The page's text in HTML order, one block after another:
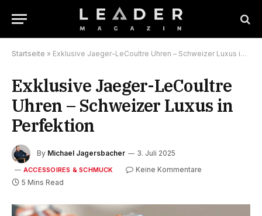
Startseite » Exklusive Jaeger-LeCoultre Uhren – Schweizer Luxus in Perfektion
Exklusive Jaeger-LeCoultre
Uhren – Schweizer Luxus in
Perfektion
By Michael Jagersbacher 3. Juli 2025
ACCESSOIRES & SCHMUCK
Keine Kommentare
5 Mins Read